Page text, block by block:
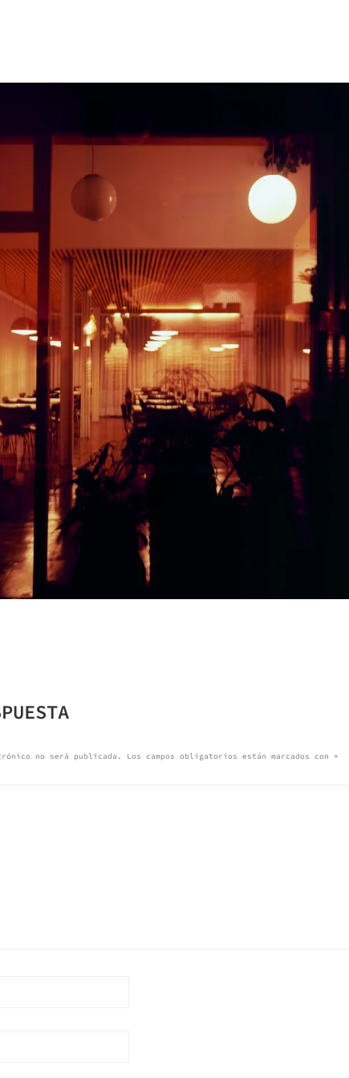
no será publicada. Los campos obligatorios están marcados con *